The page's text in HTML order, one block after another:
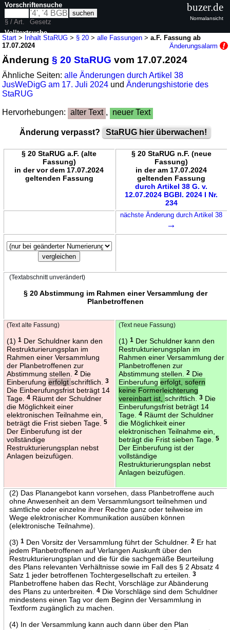
Start > Inhalt StaRUG > § 20 >alle Fassungen >a.F. Fassung ab
17.07.2024
Änderungsalarm
Änderung§ 20 StaRUG vom 17.07.2024
Ähnliche Seiten:alle Änderungen durch Artikel 38
JusWeDigG am 17. Juli 2024 undÄnderungshistorie des
StaRUG
Hervorhebungen: alter Text , neuer Text
Änderung verpasst? StaRUG hier überwachen!
§ 20 StaRUG a.F. (alte
Fassung)
in der vor dem 17.07.2024
geltenden Fassung
§ 20 StaRUG n.F. (neue
Fassung)
in der am 17.07.2024
geltenden Fassung
durch Artikel 38 G. v.
12.07.2024 BGBl. 2024 I Nr.
234
nächste Änderung durch Artikel 38
→
(Textabschnitt unverändert)
§ 20 Abstimmung im Rahmen einer Versammlung der
Planbetroffenen
(Text alte Fassung)
(1) 1Der Schuldner kann den
Restrukturierungsplan im
Rahmen einer Versammlung
der Planbetroffenen zur
Abstimmung stellen.
2Die
Einberufung erfolgt schriftlich. 3
Die Einberufungsfrist beträgt 14
Tage.
4Räumt der Schuldner
die Möglichkeit einer
elektronischen Teilnahme ein,
beträgt die Frist sieben Tage.
5
Der Einberufung ist der
vollständige
Restrukturierungsplan nebst
Anlagen beizufügen.
(Text neue Fassung)
(1) 1Der Schuldner kann den
Restrukturierungsplan im
Rahmen einer Versammlung der
Planbetroffenen zur
Abstimmung stellen.
2Die
Einberufung erfolgt, sofern
keine Formerleichterung
vereinbart ist, schriftlich. 3Die
Einberufungsfrist beträgt 14
Tage.
4Räumt der Schuldner
die Möglichkeit einer
elektronischen Teilnahme ein,
beträgt die Frist sieben Tage.
5
Der Einberufung ist der
vollständige
Restrukturierungsplan nebst
Anlagen beizufügen.
(2) Das Planangebot kann vorsehen, dass Planbetroffene auch
ohne Anwesenheit an dem Versammlungsort teilnehmen und
sämtliche oder einzelne ihrer Rechte ganz oder teilweise im
Wege elektronischer Kommunikation ausüben können
(elektronische Teilnahme).
(3) 1Den Vorsitz der Versammlung führt der Schuldner. 2Er hat
jedem Planbetroffenen auf Verlangen Auskunft über den
Restrukturierungsplan und die für die sachgemäße Beurteilung
des Plans relevanten Verhältnisse sowie im Fall des § 2 Absatz 4
Satz 1 jeder betroffenen Tochtergesellschaft zu erteilen.
3
Planbetroffene haben das Recht, Vorschläge zur Abänderung
des Plans zu unterbreiten.
4Die Vorschläge sind dem Schuldner
mindestens einen Tag vor dem Beginn der Versammlung in
Textform zugänglich zu machen.
(4) In der Versammlung kann auch dann über den Plan
Vorschriftensuche
§ / Art.
Gesetz
Volltextsuche
buzer.de
Normalansicht